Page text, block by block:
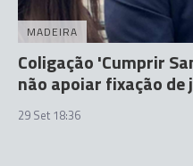
MADEIRA
Coligação 'Cumprir
não apoiar fixação de
29 Set 18:36